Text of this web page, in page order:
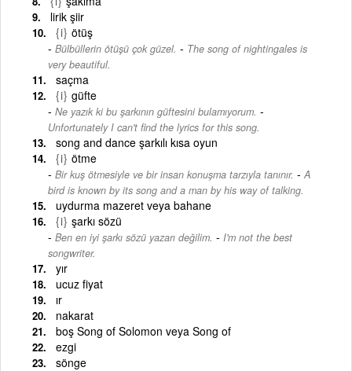
lirik şiir
{i} ötüş
Bülbüllerin ötüşü çok güzel. - The song of nightingales is
very beautiful.
saçma
{i} güfte
Ne yazık ki bu şarkının güftesini bulamıyorum. -
Unfortunately I can't find the lyrics for this song.
song and dance şarkılı kısa oyun
{i} ötme
Bir kuş ötmesiyle ve bir insan konuşma tarzıyla tanınır. - A
bird is known by its song and a man by his way of talking.
uydurma mazeret veya bahane
{i} şarkı sözü
Ben en iyi şarkı sözü yazarı değilim. - I'm not the best
songwriter.
yır
ucuz fiyat
ır
nakarat
boş Song of Solomon veya Song of
ezgi
sönge